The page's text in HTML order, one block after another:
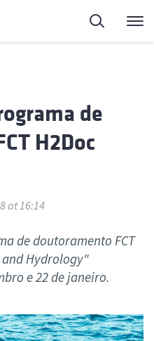
Pesquisa
de
H2Doc
at 16:14
de doutoramento FCT
Hydrology"
e 22 de janeiro.